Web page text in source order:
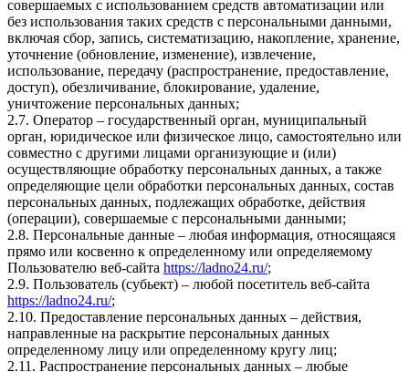
совершаемых с использованием средств автоматизации или
без использования таких средств с персональными данными,
включая сбор, запись, систематизацию, накопление, хранение,
уточнение (обновление, изменение), извлечение,
использование, передачу (распространение, предоставление,
доступ), обезличивание, блокирование, удаление,
уничтожение персональных данных;
2.7. Оператор – государственный орган, муниципальный
орган, юридическое или физическое лицо, самостоятельно или
совместно с другими лицами организующие и (или)
осуществляющие обработку персональных данных, а также
определяющие цели обработки персональных данных, состав
персональных данных, подлежащих обработке, действия
(операции), совершаемые с персональными данными;
2.8. Персональные данные – любая информация, относящаяся
прямо или косвенно к определенному или определяемому
Пользователю веб-сайта https://ladno24.ru/;
2.9. Пользователь (субьект) – любой посетитель веб-сайта
https://ladno24.ru/;
2.10. Предоставление персональных данных – действия,
направленные на раскрытие персональных данных
определенному лицу или определенному кругу лиц;
2.11. Распространение персональных данных – любые